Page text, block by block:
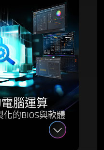
腦運算
的BIOS與軟體